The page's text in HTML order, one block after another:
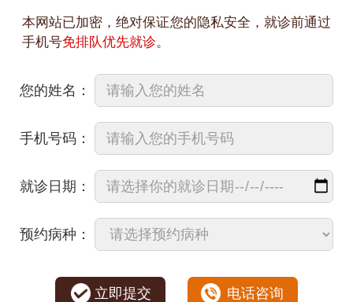
本网站已加密，绝对保证您的隐私安全，就诊前通过
手机号免排队优先就诊。
您的姓名：
手机号码：
就诊日期：
预约病种：
立即提交 电话咨询